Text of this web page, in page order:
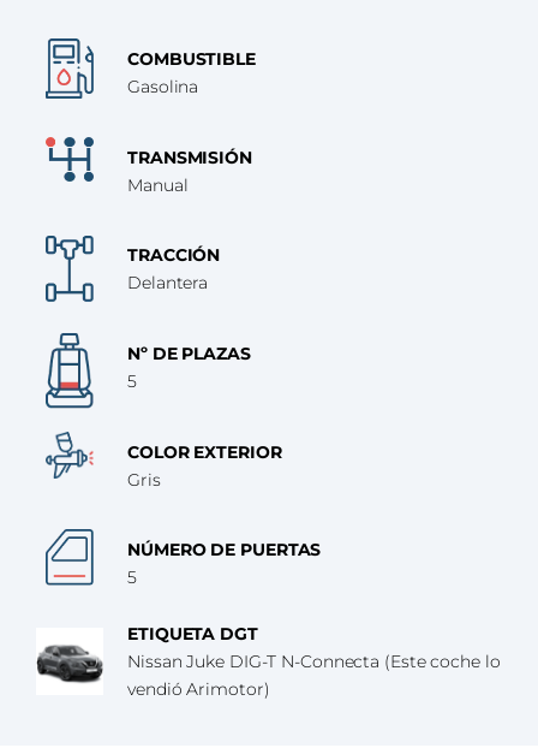
COMBUSTIBLE
Gasolina
TRANSMISIÓN
Manual
TRACCIÓN
Delantera
Nº DE PLAZAS
5
COLOR EXTERIOR
Gris
NÚMERO DE PUERTAS
5
ETIQUETA DGT
Nissan Juke DIG-T N-Connecta (Este coche lo
vendió Arimotor)